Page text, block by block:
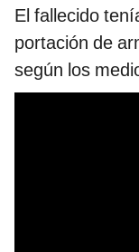
El fallecido
portación de
según los